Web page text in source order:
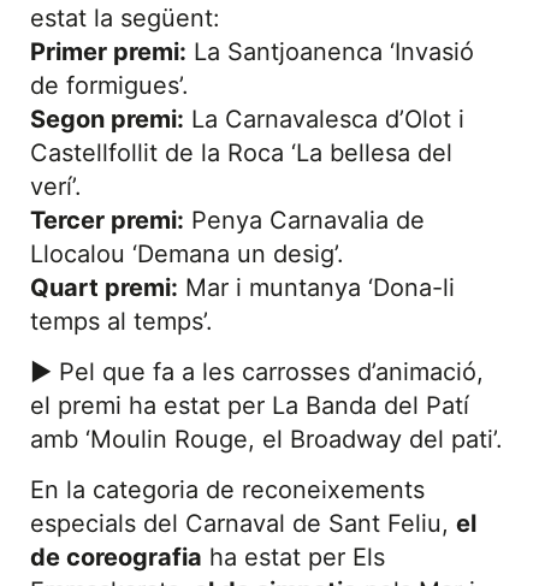
estat la següent:
Primer premi: La Santjoanenca ‘Invasió
de formigues’.
Segon premi: La Carnavalesca d’Olot i
Castellfollit de la Roca ‘La bellesa del
verí’.
Tercer premi: Penya Carnavalia de
Llocalou ‘Demana un desig’.
Quart premi: Mar i muntanya ‘Dona-li
temps al temps’.
► Pel que fa a les carrosses d’animació,
el premi ha estat per La Banda del Patí
amb ‘Moulin Rouge, el Broadway del pati’.
En la categoria de reconeixements
especials del Carnaval de Sant Feliu, el
de coreografia ha estat per Els